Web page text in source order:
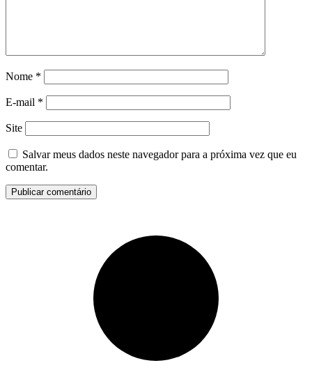
Nome *
E-mail *
Site
Salvar meus dados neste navegador para a próxima vez que eu
comentar.